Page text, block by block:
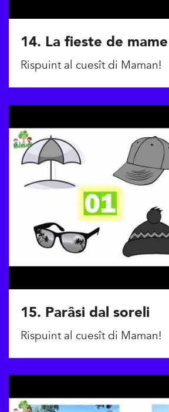
14. La fieste de mame
Rispuint al cuesît di Maman!
15. Parâsi dal soreli
Rispuint al cuesît di Maman!